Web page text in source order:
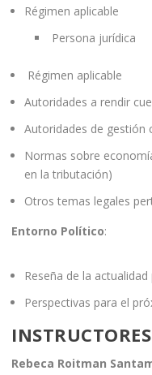
Régimen aplicable
Persona jurídica
Régimen aplicable
Autoridades a rendir
Autoridades de gestión
Normas sobre
en la tributación)
Otros temas legales
Entorno Político:
Reseña de la
Perspectivas para el
INSTRUCTORES
Rebeca Roitman